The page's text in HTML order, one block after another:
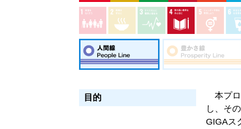
目的
本プロ
し、そ
GIGAス